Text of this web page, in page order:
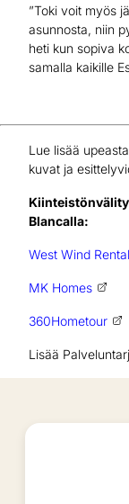
”Toki voit myös
asunnosta, niin
heti kun sopiva
samalla kaikille
Lue lisää
kuvat ja
Blancalla:
West Wind
MK Homes
360Hometour
Lisää